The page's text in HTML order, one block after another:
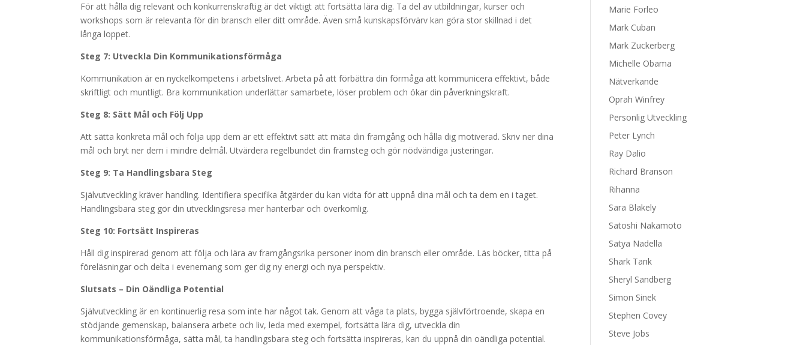
För att hålla dig relevant och konkurrenskraftig är det viktigt att fortsätta lära dig. Ta del av utbildningar, kurser och
workshops som är relevanta för din bransch eller ditt område. Även små kunskapsförvärv kan göra stor skillnad i det
långa loppet.
Steg 7: Utveckla Din Kommunikationsförmåga
Kommunikation är en nyckelkompetens i arbetslivet. Arbeta på att förbättra din förmåga att kommunicera effektivt, både
skriftligt och muntligt. Bra kommunikation underlättar samarbete, löser problem och ökar din påverkningskraft.
Steg 8: Sätt Mål och Följ Upp
Att sätta konkreta mål och följa upp dem är ett effektivt sätt att mäta din framgång och hålla dig motiverad. Skriv ner dina
mål och bryt ner dem i mindre delmål. Utvärdera regelbundet din framsteg och gör nödvändiga justeringar.
Steg 9: Ta Handlingsbara Steg
Självutveckling kräver handling. Identifiera specifika åtgärder du kan vidta för att uppnå dina mål och ta dem en i taget.
Handlingsbara steg gör din utvecklingsresa mer hanterbar och överkomlig.
Steg 10: Fortsätt Inspireras
Håll dig inspirerad genom att följa och lära av framgångsrika personer inom din bransch eller område. Läs böcker, titta på
föreläsningar och delta i evenemang som ger dig ny energi och nya perspektiv.
Slutsats – Din Oändliga Potential
Självutveckling är en kontinuerlig resa som inte har något tak. Genom att våga ta plats, bygga självförtroende, skapa en
stödjande gemenskap, balansera arbete och liv, leda med exempel, fortsätta lära dig, utveckla din
kommunikationsförmåga, sätta mål, ta handlingsbara steg och fortsätta inspireras, kan du uppnå din oändliga potential.
Marie Forleo
Mark Cuban
Mark Zuckerberg
Michelle Obama
Nätverkande
Oprah Winfrey
Personlig Utveckling
Peter Lynch
Ray Dalio
Richard Branson
Rihanna
Sara Blakely
Satoshi Nakamoto
Satya Nadella
Shark Tank
Sheryl Sandberg
Simon Sinek
Stephen Covey
Steve Jobs